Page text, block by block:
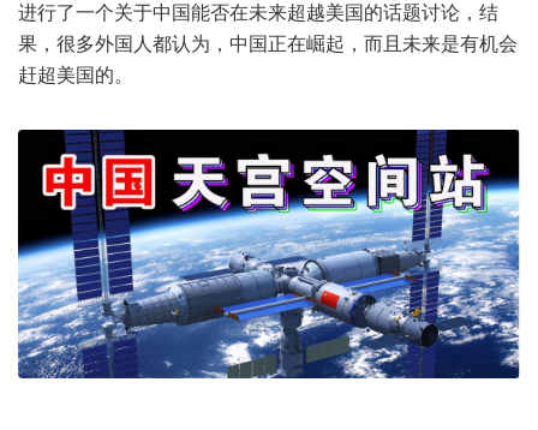
进行了一个关于中国能否在未来超越美国的话题讨论，结
果，很多外国人都认为，中国正在崛起，而且未来是有机会
赶超美国的。